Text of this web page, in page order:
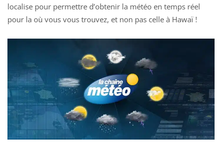
localise pour permettre d’obtenir la météo en temps réel
pour la où vous vous trouvez, et non pas celle à Hawaï !